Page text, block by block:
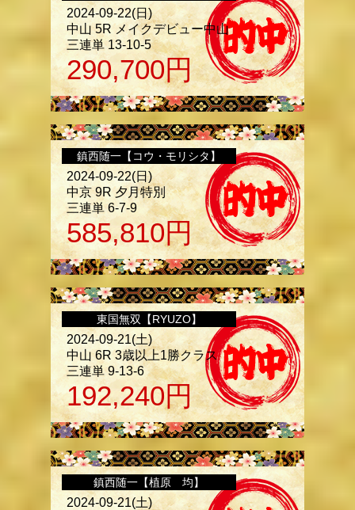
2024-09-22(日)
中山 5R メイクデビュー中山
三連単 13-10-5
290,700円
鎮西随一【コウ・モリシタ】
2024-09-22(日)
中京 9R 夕月特別
三連単 6-7-9
585,810円
東国無双【RYUZO】
2024-09-21(土)
中山 6R 3歳以上1勝クラス
三連単 9-13-6
192,240円
鎮西随一【植原 均】
2024-09-21(土)